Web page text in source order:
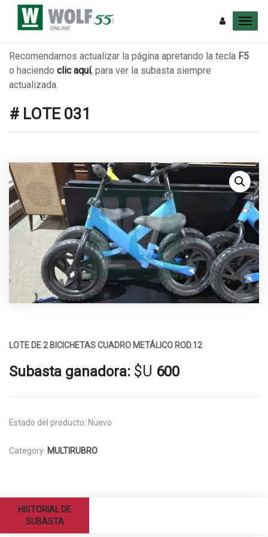
Recomendamos actualizar la página apretando la tecla F5
o haciendo clic aquí, para ver la subasta siempre
actualizada.
# LOTE 031
LOTE DE 2 BICICHETAS CUADRO METÁLICO ROD.12
Subasta ganadora: $U 600
Estado del producto: Nuevo
Category: MULTIRUBRO
HISTORIAL DE
SUBASTA